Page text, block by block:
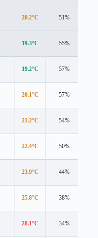
20.2°C 51%
19.3°C 55%
19.2°C 57%
20.1°C 57%
21.2°C 54%
22.4°C 50%
23.9°C 44%
25.8°C 38%
28.1°C 34%